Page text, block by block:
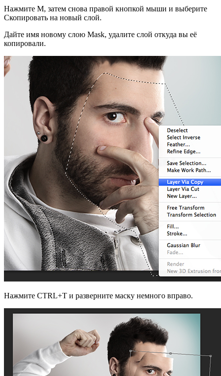
Нажмите М, затем снова правой кнопкой мыши и выберите
Скопировать на новый слой.
Дайте имя новому слою Mask, удалите слой откуда вы её
копировали.
Нажмите CTRL+T и разверните маску немного вправо.